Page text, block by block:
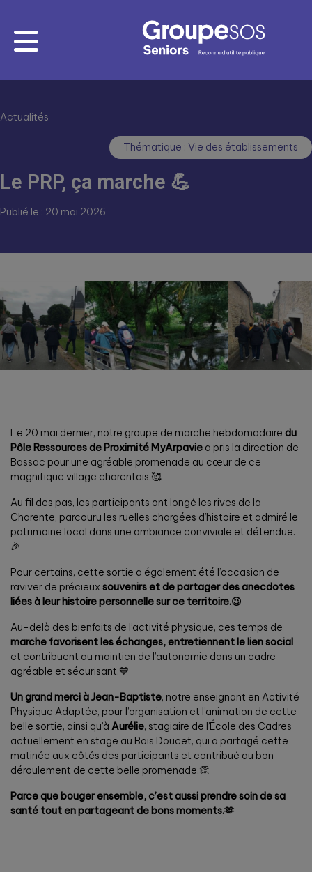
Actualités
Thématique : Vie des établissements
Le PRP, ça marche 💪
Publié le : 20 mai 2026
Le 20 mai dernier, notre groupe de marche hebdomadaire du
Pôle Ressources de Proximité MyArpavie a pris la direction de
Bassac pour une agréable promenade au cœur de ce
magnifique village charentais.🥰
Au fil des pas, les participants ont longé les rives de la
Charente, parcouru les ruelles chargées d’histoire et admiré le
patrimoine local dans une ambiance conviviale et détendue.
🎉
Pour certains, cette sortie a également été l’occasion de
raviver de précieux souvenirs et de partager des anecdotes
liées à leur histoire personnelle sur ce territoire.😉
Au-delà des bienfaits de l’activité physique, ces temps de
marche favorisent les échanges, entretiennent le lien social
et contribuent au maintien de l’autonomie dans un cadre
agréable et sécurisant.💙
Un grand merci à Jean-Baptiste, notre enseignant en Activité
Physique Adaptée, pour l’organisation et l’animation de cette
belle sortie, ainsi qu’à Aurélie, stagiaire de l’École des Cadres
actuellement en stage au Bois Doucet, qui a partagé cette
matinée aux côtés des participants et contribué au bon
déroulement de cette belle promenade.👏
Parce que bouger ensemble, c’est aussi prendre soin de sa
santé tout en partageant de bons moments.🫶